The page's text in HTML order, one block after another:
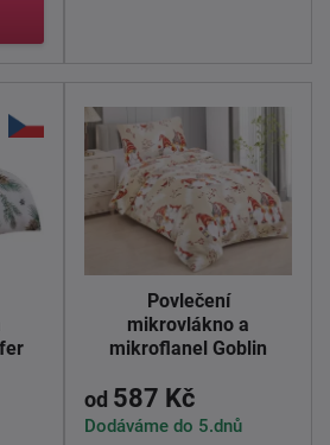
Povlečení
mikrovlákno a
mikroflanel Goblin
od 587 Kč
Dodáváme do 5.dnů